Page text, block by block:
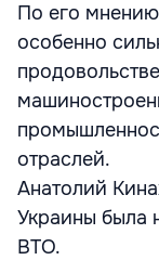
По его
особенно
отраслей.
Анатолий
Украины была
ВТО.